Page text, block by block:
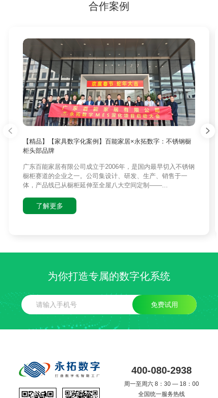
合作案例
【精品】【家具数字化案例】百能家居×永拓数字：不锈钢橱
柜头部品牌
广东百能家居有限公司成立于2006年，是国内最早切入不锈钢
橱柜赛道的企业之一。公司集设计、研发、生产、销售于一
体，产品线已从橱柜延伸至全屋八大空间定制——...
了解更多
为你打造专属的数字化系统
免费试用
400-080-2938
周一至周六 8：30 — 18：00
全国统一服务热线